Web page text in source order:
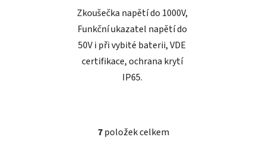
Zkoušečka napětí do 1000V,
Funkční ukazatel napětí do
50V i při vybité baterii, VDE
certifikace, ochrana krytí
IP65.
O
7položek celkem